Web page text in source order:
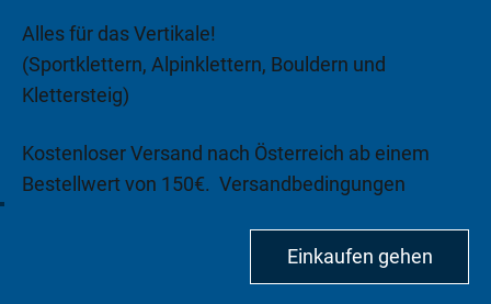
Alles für das Vertikale!
(Sportklettern, Alpinklettern, Bouldern und
Klettersteig)
Kostenloser Versand nach Österreich ab einem
Bestellwert von 150€. Versandbedingungen
Einkaufen gehen